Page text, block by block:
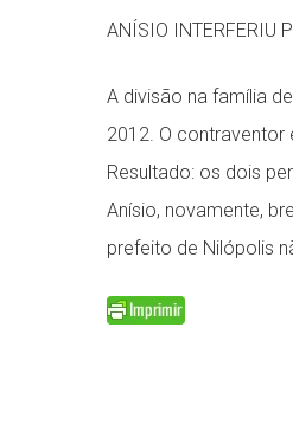
ANÍSIO INTERFERIU
A divisão na família
2012. O contraventor
Resultado: os dois
Anísio, novamente,
prefeito de Nilópolis